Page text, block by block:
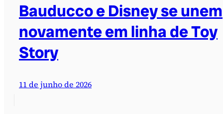
Bauducco e Disney se unem
novamente em linha de Toy
Story
11 de junho de 2026